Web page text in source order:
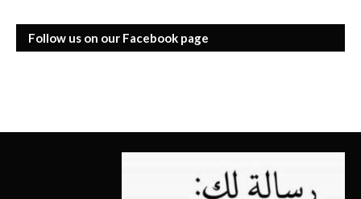
Follow us on our Facebook page